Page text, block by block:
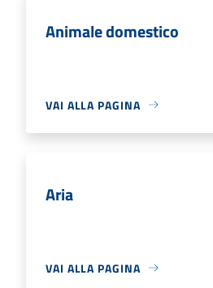
Animale domestico
VAI ALLA PAGINA
Aria
VAI ALLA PAGINA